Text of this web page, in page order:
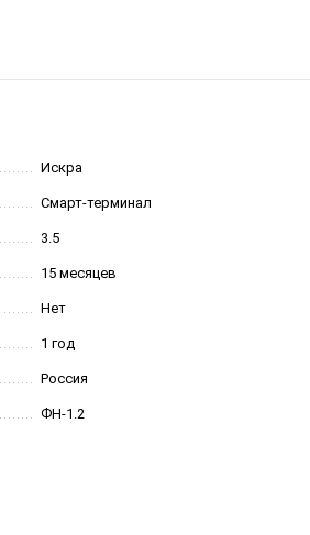
Искра
Смарт-терминал
3.5
15 месяцев
Нет
1 год
Россия
ФН-1.2